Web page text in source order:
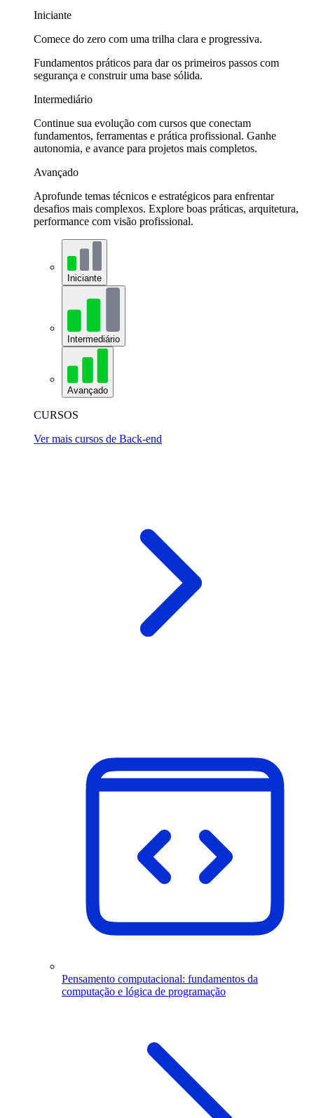
Iniciante
Comece do zero com uma trilha clara e progressiva.
Fundamentos práticos para dar os primeiros passos com
segurança e construir uma base sólida.
Intermediário
Continue sua evolução com cursos que conectam
fundamentos, ferramentas e prática profissional. Ganhe
autonomia, e avance para projetos mais completos.
Avançado
Aprofunde temas técnicos e estratégicos para enfrentar
desafios mais complexos. Explore boas práticas, arquitetura,
performance com visão profissional.
Iniciante
Intermediário
Avançado
CURSOS
Ver mais cursos de Back-end
Pensamento computacional: fundamentos da
computação e lógica de programação